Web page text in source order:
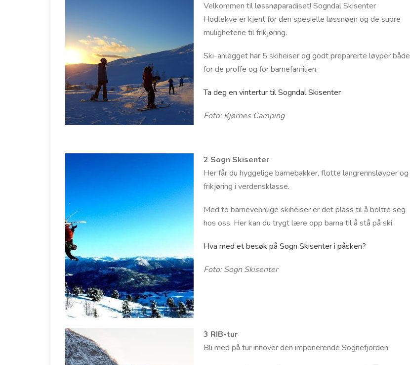
Velkommen til løssnøparadiset! Sogndal Skisenter
Hodlekve er kjent for den spesielle løssnøen og de supre
mulighetene til frikjøring.
Ski-anlegget har 5 skiheiser og godt preparerte løyper både
for de proffe og for barnefamilien.
Ta deg en vintertur til Sogndal Skisenter
Foto: Kjørnes Camping
2 Sogn Skisenter
Her får du hyggelige barnebakker, flotte langrennsløyper og
frikjøring i verdensklasse.
Med to barnevennlige skiheiser er det plass til å boltre seg
hos oss. Her kan du trygt lære opp barna til å stå på ski.
Hva med et besøk på Sogn Skisenter i påsken?
Foto: Sogn Skisenter
3 RIB-tur
Bli med på tur innover den imponerende Sognefjorden.